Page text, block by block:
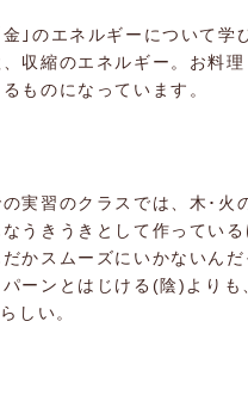
｣のエネルギーについて学
収縮のエネルギー。お料
ものになっています。
実習のクラスでは、木･火
うきうきとして作ってい
かスムーズにいかないん
ーンとはじける(陰)よりも
しい。